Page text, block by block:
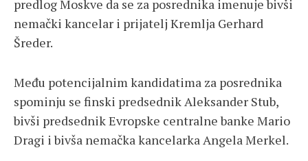
predlog Moskve da se za posrednika imenuje bivši
nemački kancelar i prijatelj Kremlja Gerhard
Šreder.
Među potencijalnim kandidatima za posrednika
spominju se finski predsednik Aleksander Stub,
bivši predsednik Evropske centralne banke Mario
Dragi i bivša nemačka kancelarka Angela Merkel.